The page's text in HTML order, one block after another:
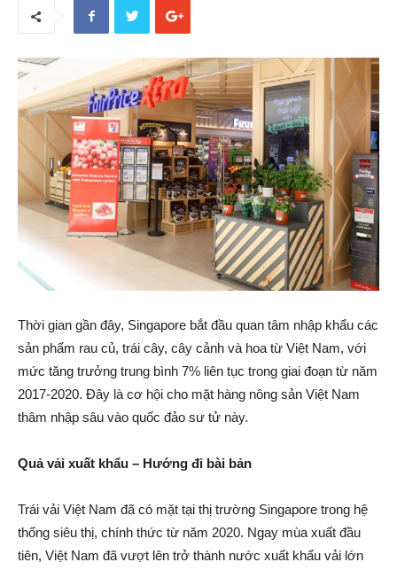
Thời gian gần đây, Singapore bắt đầu quan tâm nhập khẩu các
sản phẩm rau củ, trái cây, cây cảnh và hoa từ Việt Nam, với
mức tăng trưởng trung bình 7% liên tục trong giai đoạn từ năm
2017-2020. Đây là cơ hội cho mặt hàng nông sản Việt Nam
thâm nhập sâu vào quốc đảo sư tử này.
Quả vải xuất khẩu – Hướng đi bài bản
Trái vải Việt Nam đã có mặt tại thị trường Singapore trong hệ
thống siêu thị, chính thức từ năm 2020. Ngay mùa xuất đầu
tiên, Việt Nam đã vượt lên trở thành nước xuất khẩu vải lớn